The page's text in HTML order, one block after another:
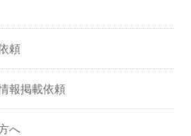
頼
報掲載依頼
へ